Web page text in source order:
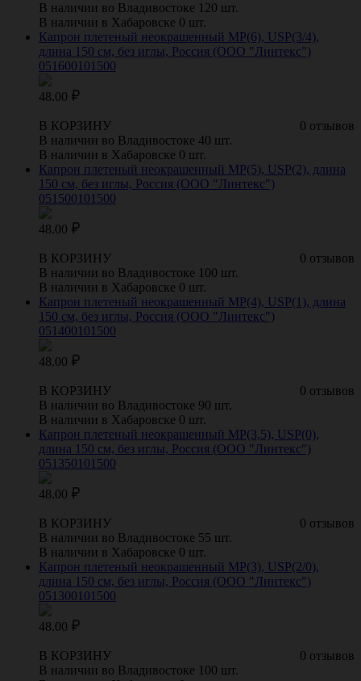
В наличии во Владивостоке 120 шт.
В наличии в Хабаровске 0 шт.
Капрон плетеный неокрашенный МР(6), USP(3/4),
длина 150 см, без иглы, Россия (ООО "Линтекс")
051600101500
48.00
0 отзывов
В КОРЗИНУ
В наличии во Владивостоке 40 шт.
В наличии в Хабаровске 0 шт.
Капрон плетеный неокрашенный МР(5), USP(2), длина
150 см, без иглы, Россия (ООО "Линтекс")
051500101500
48.00
0 отзывов
В КОРЗИНУ
В наличии во Владивостоке 100 шт.
В наличии в Хабаровске 0 шт.
Капрон плетеный неокрашенный МР(4), USP(1), длина
150 см, без иглы, Россия (ООО "Линтекс")
051400101500
48.00
0 отзывов
В КОРЗИНУ
В наличии во Владивостоке 90 шт.
В наличии в Хабаровске 0 шт.
Капрон плетеный неокрашенный МР(3,5), USP(0),
длина 150 см, без иглы, Россия (ООО "Линтекс")
051350101500
48.00
0 отзывов
В КОРЗИНУ
В наличии во Владивостоке 55 шт.
В наличии в Хабаровске 0 шт.
Капрон плетеный неокрашенный МР(3), USP(2/0),
длина 150 см, без иглы, Россия (ООО "Линтекс")
051300101500
48.00
0 отзывов
В КОРЗИНУ
В наличии во Владивостоке 100 шт.